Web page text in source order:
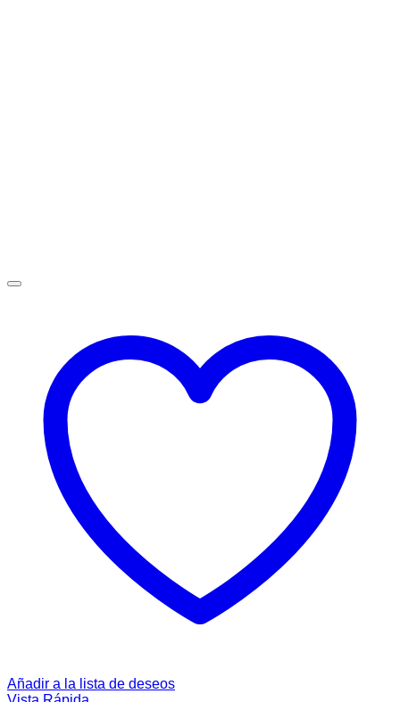
Añadir a la lista de deseos